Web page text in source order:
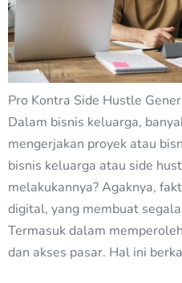
Pro Kontra Side Hustle
Dalam bisnis keluarga,
mengerjakan proyek atau
bisnis keluarga atau side
melakukannya? Agaknya,
digital, yang membuat
Termasuk dalam
dan akses pasar. Hal ini